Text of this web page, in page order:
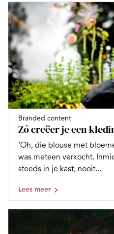
Branded content
Zó creëer je een
‘Oh, die blouse met
was meteen verkocht.
steeds in je kast, nooit...
Lees meer